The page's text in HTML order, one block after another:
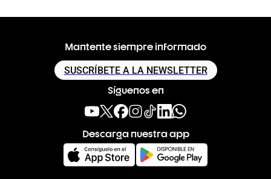
Mantente siempre informado
SUSCRÍBETE A LA NEWSLETTER
Síguenos en
Descarga nuestra app